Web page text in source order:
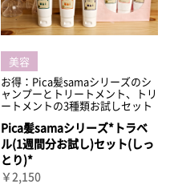
美容
お得：Pica髪samaシリーズのシ
ャンプーとトリートメント、トリ
ートメントの3種類お試しセット
Pica髪samaシリーズ*トラベ
ル(1週間分お試し)セット(しっ
とり)*
￥2,150